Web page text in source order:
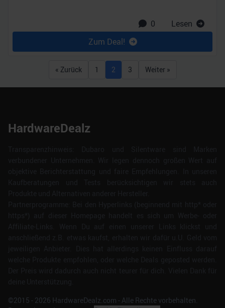
0
Lesen
Zum Deal!
« Zurück 1 2 3 Weiter »
HardwareDealz
©2015 - 2026 HardwareDealz.com - Alle Rechte vorbehalten.